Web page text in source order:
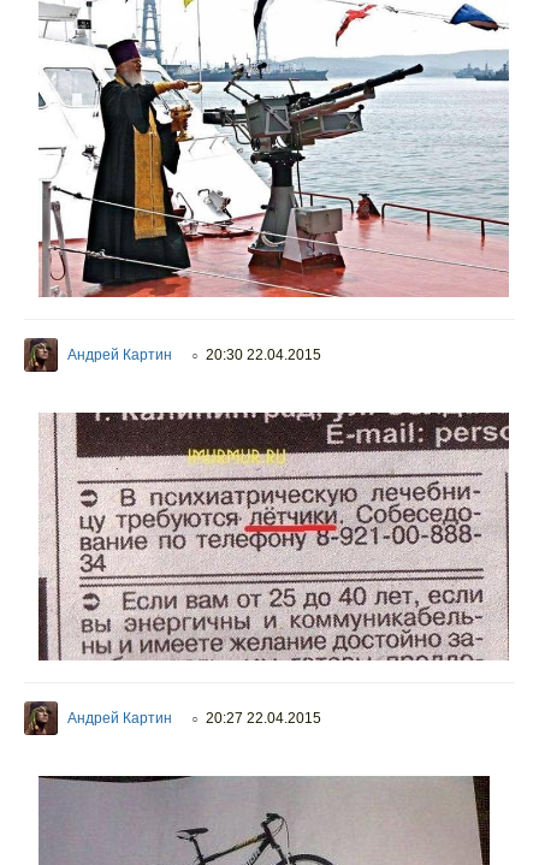
Андрей Картин ○ 20:30 22.04.2015
Андрей Картин ○ 20:27 22.04.2015